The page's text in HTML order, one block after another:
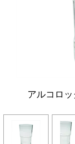
アルコロ